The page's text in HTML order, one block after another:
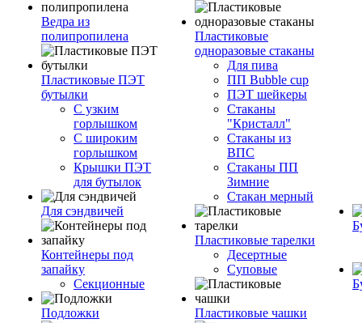
Ведра из
полипропилена
Пластиковые ПЭТ
бутылки
С узким
горлышком
С широким
горлышком
Крышки ПЭТ
для бутылок
Для сэндвичей
Контейнеры под
запайку
Секционные
Подложки
Пластиковые
одноразовые стаканы
Для пива
ПП Bubble cup
ПЭТ шейкеры
Стаканы
"Кристалл"
Стаканы из
ВПС
Стаканы ПП
Зимние
Стакан мерный
Пластиковые тарелки
Десертные
Суповые
Пластиковые чашки